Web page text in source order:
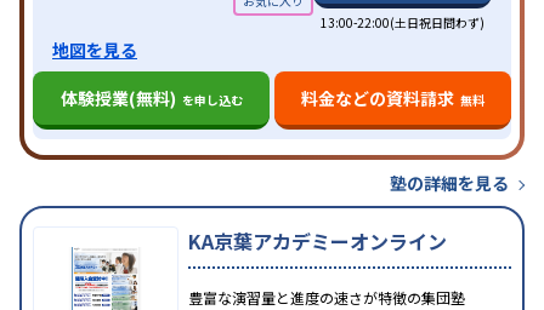
13:00-22:00(土日祝日問わず)
地図を見る
体験授業(無料) を申し込む 料金などの資料請求 無料
塾の詳細を見る
KA京葉アカデミーオンライン
豊富な演習量と進度の速さが特徴の集団塾